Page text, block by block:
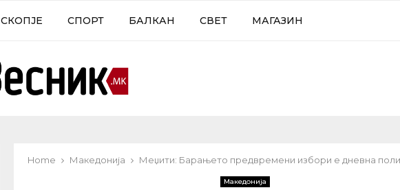
СКОПЈЕ СПОРТ БАЛКАН СВЕТ МАГАЗИН
Home Македонија Меџити: Барањето предвремени избори е дневна
Македонија